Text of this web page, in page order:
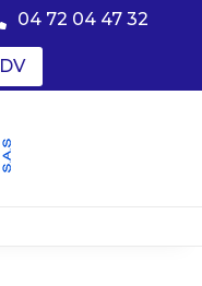
04 72 04 47 32